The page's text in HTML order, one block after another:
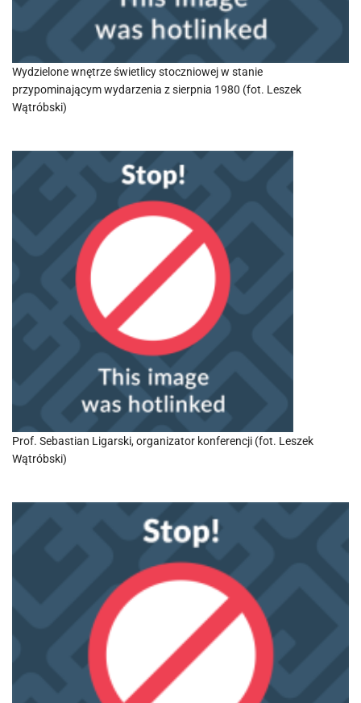
Wydzielone wnętrze świetlicy stoczniowej w stanie
przypominającym wydarzenia z sierpnia 1980 (fot. Leszek
Wątróbski)
Prof. Sebastian Ligarski, organizator konferencji (fot. Leszek
Wątróbski)